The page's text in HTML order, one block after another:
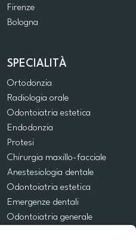
Firenze
Bologna
SPECIALITÀ
Ortodonzia
Radiologia orale
Odontoiatria estetica
Endodonzia
Protesi
Chirurgia maxillo-facciale
Anestesiologia dentale
Odontoiatria estetica
Emergenze dentali
Odontoiatria generale